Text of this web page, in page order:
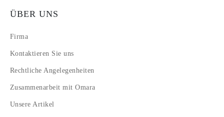
ÜBER UNS
Firma
Kontaktieren Sie uns
Rechtliche Angelegenheiten
Zusammenarbeit mit Omara
Unsere Artikel